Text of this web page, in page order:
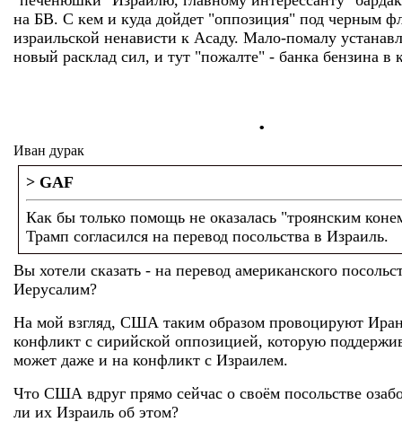
на БВ. С кем и куда дойдет "оппозиция" под черным
израильской ненависти к Асаду. Мало-помалу
новый расклад сил, и тут "пожалте" - банка бензина в
.
Иван дурак
> GAF
Как бы только помощь не оказалась "троянским
Трамп согласился на перевод посольства в Израиль.
Вы хотели сказать - на перевод американского
Иерусалим?
На мой взгляд, США таким образом провоцируют
конфликт с сирийской оппозицией, которую
может даже и на конфликт с Израилем.
Что США вдруг прямо сейчас о своём посольстве
ли их Израиль об этом?